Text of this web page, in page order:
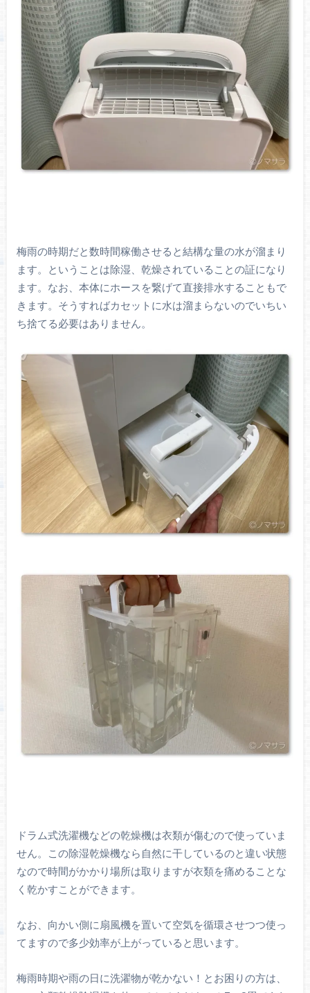
梅雨の時期だと数時間稼働させると結構な量の水が溜まり
ます。ということは除湿、乾燥されていることの証になり
ます。なお、本体にホースを繋げて直接排水することもで
きます。そうすればカセットに水は溜まらないのでいちい
ち捨てる必要はありません。
ドラム式洗濯機などの乾燥機は衣類が傷むので使っていま
せん。この除湿乾燥機なら自然に干しているのと違い状態
なので時間がかかり場所は取りますが衣類を痛めることな
く乾かすことができます。
なお、向かい側に扇風機を置いて空気を循環させつつ使っ
てますので多少効率が上がっていると思います。
梅雨時期や雨の日に洗濯物が乾かない！とお困りの方は、